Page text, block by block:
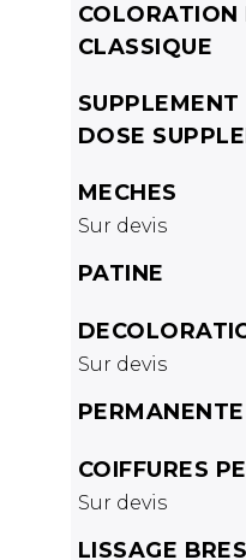
COLORATION
CLASSIQUE
SUPPLEMENT
DOSE
MECHES
Sur devis
PATINE
Sur devis
PERMANENTE
COIFFURES
Sur devis
LISSAGE